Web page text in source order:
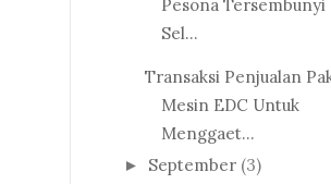
Pesona Tersembunyi
Sel...
Transaksi Penjualan
Mesin EDC Untuk
Menggaet...
► September (3)